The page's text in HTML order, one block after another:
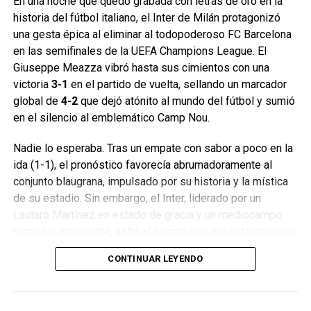
historia del fútbol italiano, el Inter de Milán protagonizó
una gesta épica al eliminar al todopoderoso FC Barcelona
en las semifinales de la UEFA Champions League. El
Giuseppe Meazza vibró hasta sus cimientos con una
victoria 3-1 en el partido de vuelta, sellando un marcador
global de 4-2que dejó atónito al mundo del fútbol y sumió
en el silencio al emblemático Camp Nou.
Nadie lo esperaba. Tras un empate con sabor a poco en la
ida (1-1), el pronóstico favorecía abrumadoramente al
conjunto blaugrana, impulsado por su historia y la mística
de su estadio. Sin embargo, el Inter, liderado por un
Lautaro Martínez en estado de gracia y un mediocampo
de acero.
Barella al filo del cuarto de hora, desatando la euforia en
CONTINUAR LEYENDO